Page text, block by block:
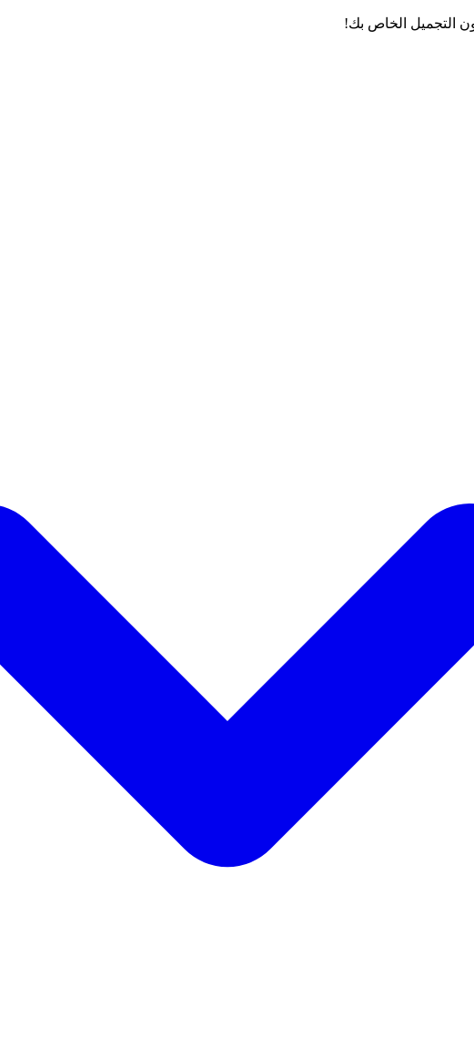
التجميل الخاص بك!